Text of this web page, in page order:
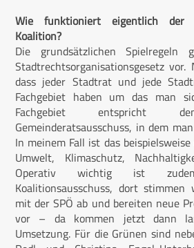
Wie funktioniert eigentlich der
Koalition?
Die grundsätzlichen Spielregeln
Stadtrechtsorganisationsgesetz
dass jeder Stadtrat und jede
Fachgebiet haben um das man
Fachgebiet entspricht
Gemeinderatsausschuss, in dem
In meinem Fall ist das
Umwelt, Klimaschutz,
Operativ wichtig ist
Koalitionsausschuss, dort
mit der SPÖ ab und bereiten neue
vor – da kommen jetzt dann
Umsetzung. Für die Grünen sind